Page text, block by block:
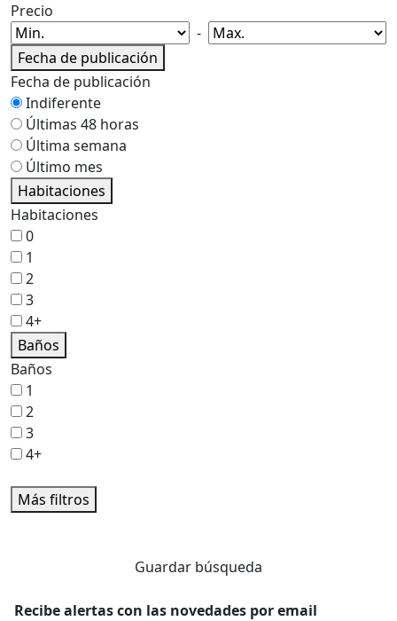
Precio
-
Fecha de publicación
Fecha de publicación
Indiferente
Últimas 48 horas
Última semana
Último mes
Habitaciones
Habitaciones
0
1
2
3
4+
Baños
Baños
1
2
3
4+
Más filtros
Guardar búsqueda
Recibe alertas con las novedades por email